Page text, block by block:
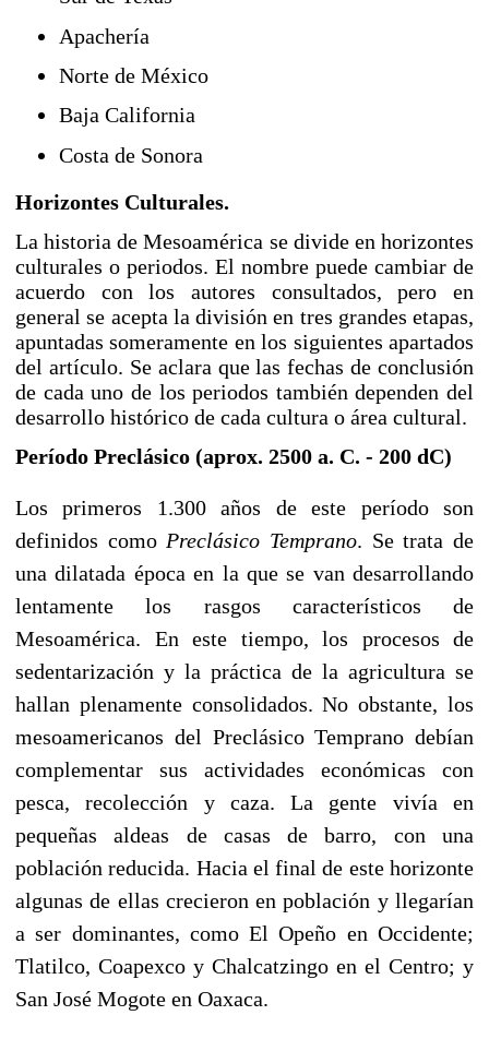
Apachería
Norte de México
Baja California
Costa de Sonora
Horizontes Culturales.
La historia de Mesoamérica se divide en horizontes
culturales o periodos. El nombre puede cambiar de
acuerdo con los autores consultados, pero en
general se acepta la división en tres grandes etapas,
apuntadas someramente en los siguientes apartados
del artículo. Se aclara que las fechas de conclusión
de cada uno de los periodos también dependen del
desarrollo histórico de cada cultura o área cultural.
Período Preclásico (aprox. 2500 a. C. - 200 dC)
Los primeros 1.300 años de este período son
definidos como Preclásico Temprano. Se trata de
una dilatada época en la que se van desarrollando
lentamente los rasgos característicos de
Mesoamérica. En este tiempo, los procesos de
sedentarización y la práctica de la agricultura se
hallan plenamente consolidados. No obstante, los
mesoamericanos del Preclásico Temprano debían
complementar sus actividades económicas con
pesca, recolección y caza. La gente vivía en
pequeñas aldeas de casas de barro, con una
población reducida. Hacia el final de este horizonte
algunas de ellas crecieron en población y llegarían
a ser dominantes, comoEl Opeño en Occidente;
Tlatilco, Coapexco y Chalcatzingo en el Centro; y
San José Mogote en Oaxaca.